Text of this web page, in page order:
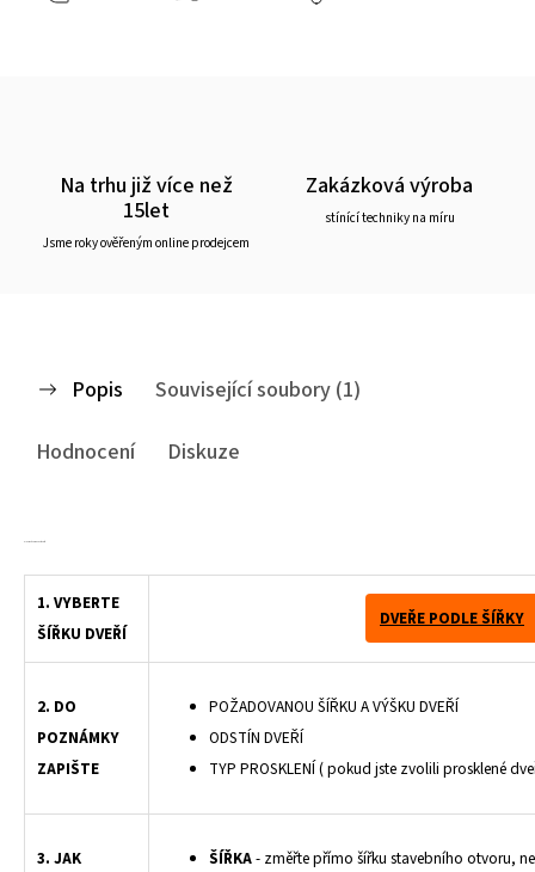
Na trhu již více než
15let
Jsme roky ověřeným online prodejcem
Zakázková výroba
stínící techniky na míru
Popis
Související soubory (1)
Hodnocení
Diskuze
Plastové shrnovací dveře
1. VYBERTE
ŠÍŘKU DVEŘÍ
DVEŘE PODLE ŠÍŘKY
2. DO
POZNÁMKY
ZAPIŠTE
POŽADOVANOU ŠÍŘKU A VÝŠKU DVEŘÍ
ODSTÍN DVEŘÍ
TYP PROSKLENÍ ( pokud jste zvolili prosklené
3. JAK
ŠÍŘKA- změřte přímo šířku stavebního otvoru,